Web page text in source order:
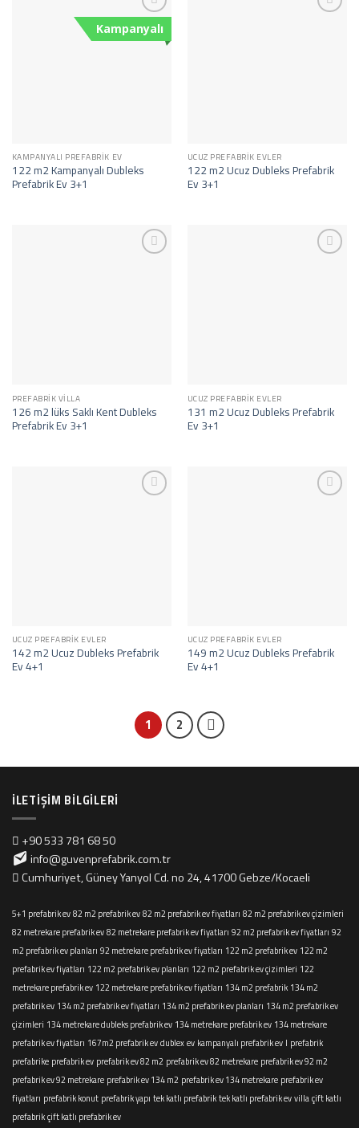
Kampanyalı
İstek
Listeme
KAMPANYALI PREFABRIK EV
122 m2 Kampanyalı Dubleks
Prefabrik Ev 3+1
UCUZ PREFABRIK EVLER
122 m2 Ucuz Dubleks Prefabrik
Ev 3+1
PREFABRIK VILLA
126 m2 lüks Saklı Kent Dubleks
Prefabrik Ev 3+1
UCUZ PREFABRIK EVLER
131 m2 Ucuz Dubleks Prefabrik
Ev 3+1
UCUZ PREFABRIK EVLER
142 m2 Ucuz Dubleks Prefabrik
Ev 4+1
UCUZ PREFABRIK EVLER
149 m2 Ucuz Dubleks Prefabrik
Ev 4+1
1 2
İLETIŞIM BILGILERI
+90 533 781 68 50
info@guvenprefabrik.com.tr
Cumhuriyet, Güney Yanyol Cd. no 24, 41700 Gebze/Kocaeli
5+1 prefabrik ev82 m2 prefabrik ev82 m2 prefabrik ev fiyatları 82 m2 prefabrik ev çizimleri
82 metrekare prefabrik ev82 metrekare prefabrik ev fiyatları 92 m2 prefabrik ev fiyatları 92
m2 prefabrik ev planları 92 metrekare prefabrik ev fiyatları 122 m2 prefabrik ev 122 m2
prefabrik ev fiyatları 122 m2 prefabrik ev planları 122 m2 prefabrik ev çizimleri 122
metrekare prefabrik ev 122 metrekare prefabrik ev fiyatları 134 m2 prefabrik 134 m2
prefabrik ev 134 m2 prefabrik ev fiyatları 134 m2 prefabrik ev planları 134 m2 prefabrik ev
çizimleri 134 metrekare dubleks prefabrik ev 134 metrekare prefabrik ev 134 metrekare
prefabrik ev fiyatları 167m2 prefabrik evdublexev kampanyalı prefabrik ev l prefabrik
prefabrike prefabrik ev prefabrik ev 82 m2 prefabrik ev 82 metrekare prefabrik ev 92 m2
prefabrik ev 92 metrekare prefabrik ev 134 m2 prefabrik ev 134 metrekare prefabrik ev
fiyatları prefabrik konut prefabrik yapı tek katlı prefabriktek katlı prefabrik evvillaçift katlı
prefabrikçift katlı prefabrik ev